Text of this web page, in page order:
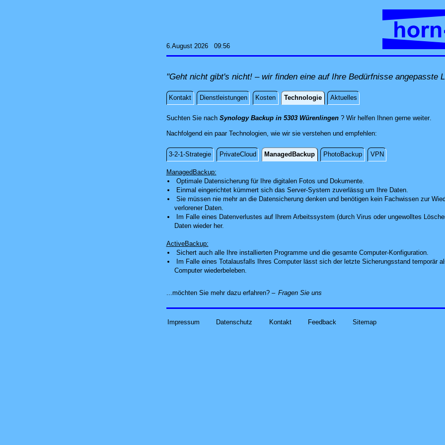
6.August 2026 09:56
"Geht nicht gibt's nicht! – wir finden eine auf Ihre Bedürfnisse angepasste
Kontakt Dienstleistungen Kosten Technologie Aktuelles
Technologie
Suchten Sie nach Synology Backup in 5303 Würenlingen? Wir helfen Ihnen gerne weiter.
Nachfolgend ein paar Technologien, wie wir sie verstehen und empfehlen:
3-2-1-Strategie PrivateCloud ManagedBackup PhotoBackup VPN
ManagedBackup
ManagedBackup:
Optimale Datensicherung für Ihre digitalen Fotos und Dokumente.
Einmal eingerichtet kümmert sich das Server-System zuverlässg um Ihre Daten.
Sie müssen nie mehr an die Datensicherung denken und benötigen kein Fachwissen zur
verlorener Daten.
Im Falle eines Datenverlustes auf Ihrem Arbeitssystem (durch Virus oder ungewolltes
Daten wieder her.
ActiveBackup:
Sichert auch alle Ihre installierten Programme und die gesamte Computer-Konfiguration.
Im Falle eines Totalausfalls Ihres Computer lässt sich der letzte Sicherungsstand temporär
Computer wiederbeleben.
...möchten Sie mehr dazu erfahren? – Fragen Sie uns
Impressum Datenschutz Kontakt Feedback Sitemap